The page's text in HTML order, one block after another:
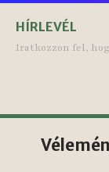
HÍRLEVÉL
Iratkozzon fel,